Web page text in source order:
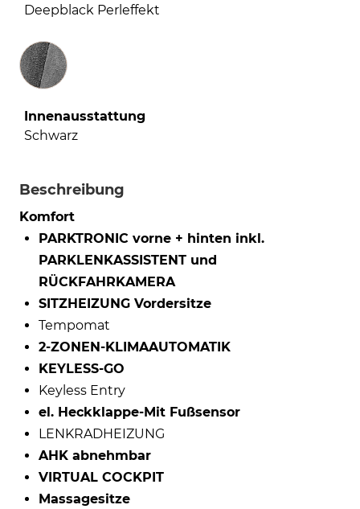
Deepblack Perleffekt
Innenausstattung
Innenausstattung
Schwarz
Beschreibung
Komfort
PARKTRONIC vorne + hinten inkl.
PARKLENKASSISTENT und
RÜCKFAHRKAMERA
SITZHEIZUNG Vordersitze
Tempomat
2-ZONEN-KLIMAAUTOMATIK
KEYLESS-GO
Keyless Entry
el. Heckklappe-Mit Fußsensor
LENKRADHEIZUNG
AHK abnehmbar
VIRTUAL COCKPIT
Massagesitze